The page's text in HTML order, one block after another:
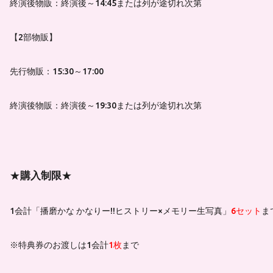
終演後物販：終演後～14:45または列が途切れ次第
【2部物販】
先行物販：15:30～17:00
終演後物販：終演後～19:30または列が途切れ次第
★購入制限★
1会計「播磨かな かなりー!!ヒストリー×メモリー生写真」 6セット ま
※特典券のお渡しは1会計1枚 まで